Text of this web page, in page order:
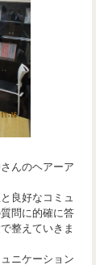
んのヘアーア
良好なコミュ
問に的確に答
整えていきま
ニケーション